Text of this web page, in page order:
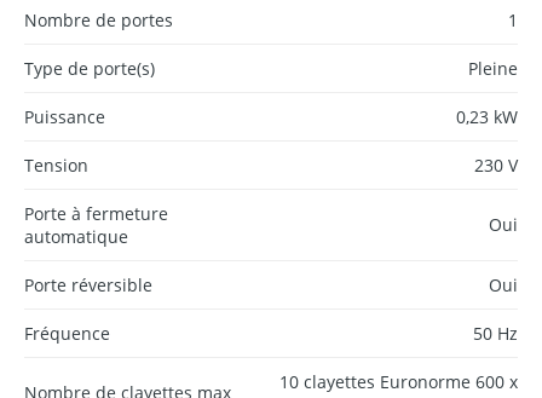
Nombre de portes 1
Type de porte(s) Pleine
Puissance 0,23 kW
Tension 230 V
Porte à fermeture
automatique
Oui
Porte réversible Oui
Fréquence 50 Hz
Nombre de clayettes max
10 clayettes Euronorme 600 x